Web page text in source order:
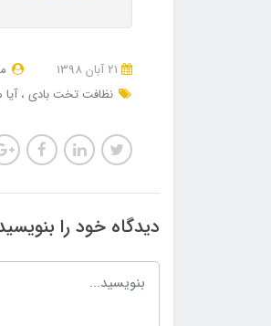
نظافت تخت بادی
دیدگاه خود را